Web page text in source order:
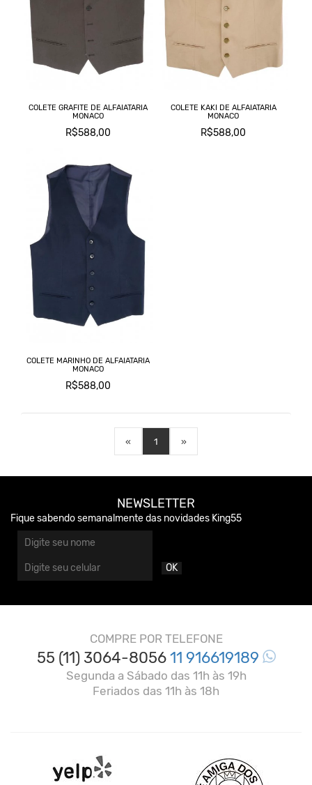
COLETE GRAFITE DE ALFAIATARIA
MONACO
R$588,00
COLETE KAKI DE ALFAIATARIA
MONACO
R$588,00
COLETE MARINHO DE ALFAIATARIA
MONACO
R$588,00
« 1 »
NEWSLETTER
Fique sabendo semanalmente das novidades King55
OK
COMPRE POR TELEFONE
55 (11) 3064-805611 916619189
Segunda a Sábado das 11h às 19h
Feriados das 11h às 18h